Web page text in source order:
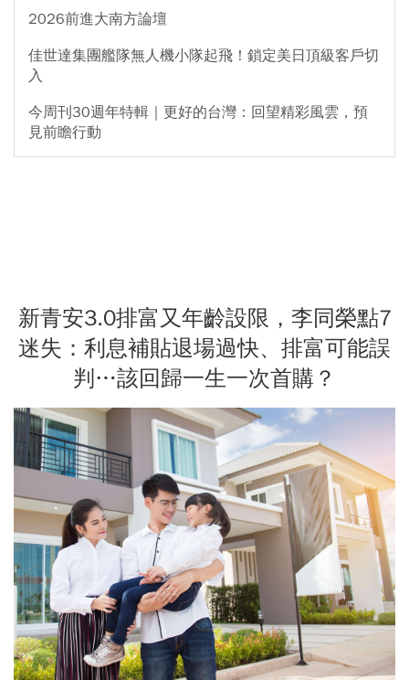
2026前進大南方論壇
佳世達集團艦隊無人機小隊起飛！鎖定美日頂級客戶切
入
今周刊30週年特輯｜更好的台灣：回望精彩風雲，預
見前瞻行動
新青安3.0排富又年齡設限，李同榮點7
迷失：利息補貼退場過快、排富可能誤
判…該回歸一生一次首購？